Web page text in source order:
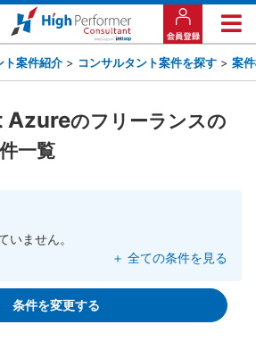
ト案件紹介 > コンサルタント案件を探す > 案
Azureのフリーランスの
一覧
いません。
＋ 全ての条件を見る
条件を変更する